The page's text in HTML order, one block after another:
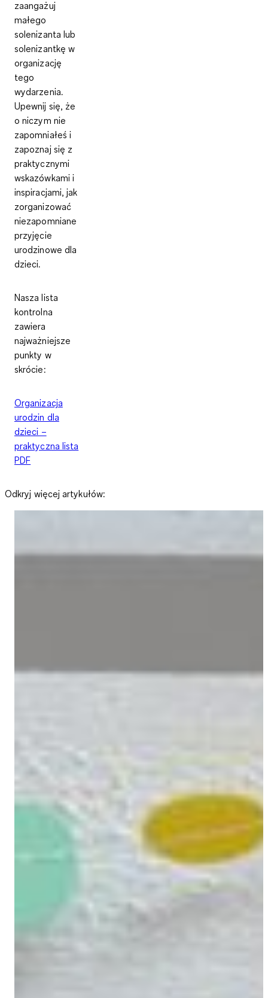
zaangażuj
małego
solenizanta lub
solenizantkę w
organizację
tego
wydarzenia.
Upewnij się, że
o niczym nie
zapomniałeś i
zapoznaj się z
praktycznymi
wskazówkami i
inspiracjami, jak
zorganizować
niezapomniane
przyjęcie
urodzinowe dla
dzieci.
Nasza lista
kontrolna
zawiera
najważniejsze
punkty w
skrócie:
Organizacja
urodzin dla
dzieci –
praktyczna lista
PDF
Odkryj więcej artykułów: